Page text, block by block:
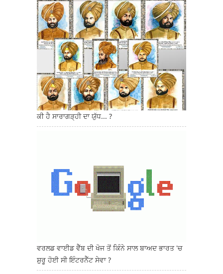
ਕੀ ਹੈ ਸਾਰਾਗੜ੍ਹੀ ਦਾ ਯੁੱਧ... ?
ਵਰਲਡ ਵਾਈਡ ਵੈੱਬ ਦੀ ਖੋਜ ਤੋਂ ਕਿੰਨੇ ਸਾਲ ਬਾਅਦ ਭਾਰਤ 'ਚ
ਸ਼ੁਰੂ ਹੋਈ ਸੀ ਇੰਟਰਨੈੱਟ ਸੇਵਾ ?